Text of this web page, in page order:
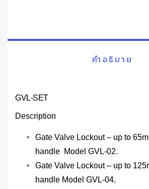
คำอธิบาย
GVL-SET
Description
Gate Valve Lockout – up to
handle Model GVL-02.
Gate Valve Lockout – up to
handle Model GVL-04.